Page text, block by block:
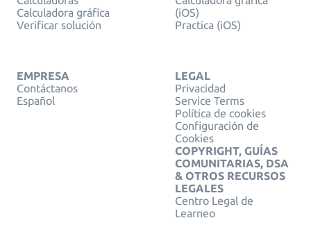
Calculadora gráfica
Verificar solución
(iOS)
Practica (iOS)
EMPRESA
Contáctanos
Español
LEGAL
Privacidad
Service Terms
Política de cookies
Configuración de
Cookies
COPYRIGHT, GUÍAS
COMUNITARIAS, DSA
& OTROS RECURSOS
LEGALES
Centro Legal de
Learneo